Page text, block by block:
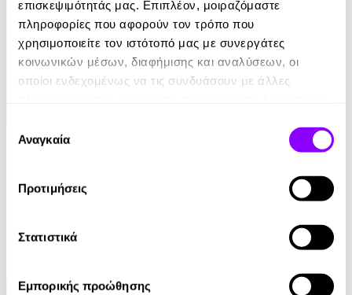
επισκεψιμότητάς μας. Επιπλέον, μοιραζόμαστε
πληροφορίες που αφορούν τον τρόπο που
χρησιμοποιείτε τον ιστότοπό μας με συνεργάτες
κοινωνικών μέσων, διαφήμισης και αναλύσεων, οι
οποίοι ενδεχομένως να τις συνδυάσουν με άλλες
των υπηρεσιών τους.
συγκατάθεσης
Αναγκαία
Προτιμήσεις
Στατιστικά
Εμπορικής προώθησης
Audiobook
Αλέκος Φασιανός